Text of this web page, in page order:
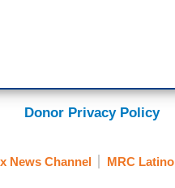
Donor Privacy Policy
News Channel MRC Latino